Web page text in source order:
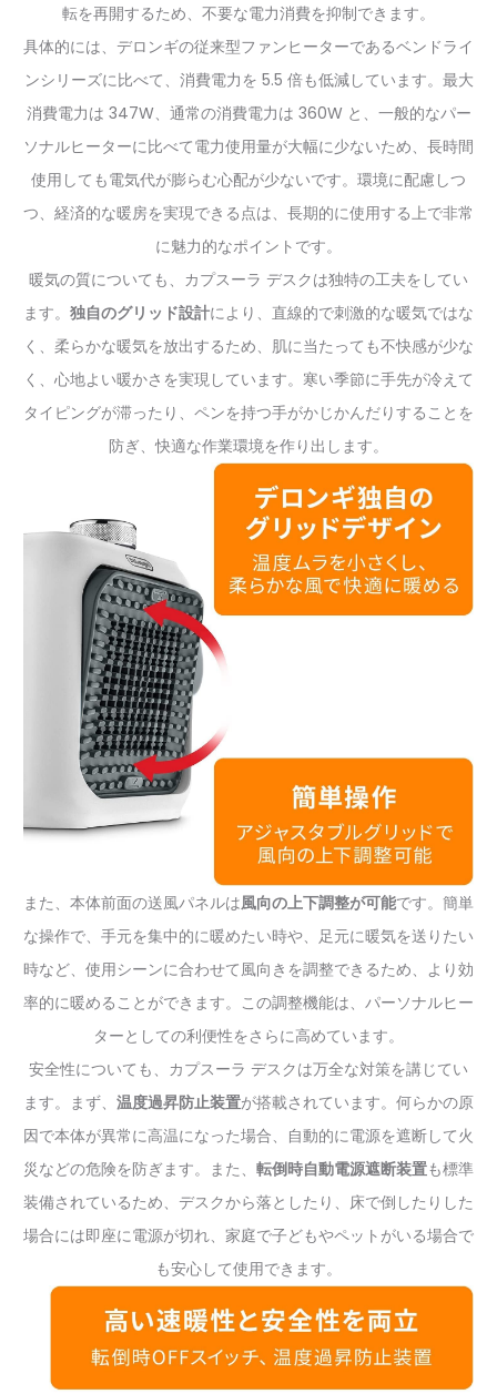
転を再開するため、不要な電力消費を抑制できます。
具体的には、デロンギの従来型ファンヒーターであるベンドライ
ンシリーズに比べて、消費電力を 5.5 倍も低減しています。最大
消費電力は 347W、通常の消費電力は 360W と、一般的なパー
ソナルヒーターに比べて電力使用量が大幅に少ないため、長時間
使用しても電気代が膨らむ心配が少ないです。環境に配慮しつ
つ、経済的な暖房を実現できる点は、長期的に使用する上で非常
に魅力的なポイントです。
暖気の質についても、カプスーラ デスクは独特の工夫をしてい
ます。 独自のグリッド設計により、直線的で刺激的な暖気ではな
く、柔らかな暖気を放出するため、肌に当たっても不快感が少な
く、心地よい暖かさを実現しています。寒い季節に手先が冷えて
タイピングが滞ったり、ペンを持つ手がかじかんだりすることを
防ぎ、快適な作業環境を作り出します。
また、本体前面の送風パネルは風向の上下調整が可能です。簡単
な操作で、手元を集中的に暖めたい時や、足元に暖気を送りたい
時など、使用シーンに合わせて風向きを調整できるため、より効
率的に暖めることができます。この調整機能は、パーソナルヒー
ターとしての利便性をさらに高めています。
安全性についても、カプスーラ デスクは万全な対策を講じてい
ます。まず、 温度過昇防止装置が搭載されています。何らかの原
因で本体が異常に高温になった場合、自動的に電源を遮断して火
災などの危険を防ぎます。また、 転倒時自動電源遮断装置も標準
装備されているため、デスクから落としたり、床で倒したりした
場合には即座に電源が切れ、家庭で子どもやペットがいる場合で
も安心して使用できます。